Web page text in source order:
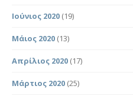
Ιούνιος 2020 (19)
Μάιος 2020 (13)
Απρίλιος 2020 (17)
Μάρτιος 2020 (25)